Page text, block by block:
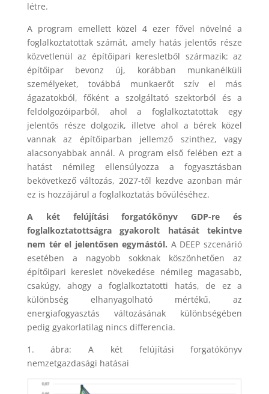
létre.
A program emellett közel 4 ezer fővel növelné a
foglalkoztatottak számát, amely hatás jelentős része
közvetlenül az építőipari keresletből származik: az
építőipar bevonz új, korábban munkanélküli
személyeket, továbbá munkaerőt szív el más
ágazatokból, főként a szolgáltató szektorból és a
feldolgozóiparból, ahol a foglalkoztatottak egy
jelentős része dolgozik, illetve ahol a bérek közel
vannak az építőiparban jellemző szinthez, vagy
alacsonyabbak annál. A program első felében ezt a
hatást némileg ellensúlyozza a fogyasztásban
bekövetkező változás, 2027-től kezdve azonban már
ez is hozzájárul a foglalkoztatás bővüléséhez.
A két felújítási forgatókönyv GDP-re és
foglalkoztatottságra gyakorolt hatását tekintve
nem tér el jelentősen egymástól. A DEEP szcenárió
esetében a nagyobb sokknak köszönhetően az
építőipari kereslet növekedése némileg magasabb,
csakúgy, ahogy a foglalkoztatotti hatás, de ez a
különbség elhanyagolható mértékű, az
energiafogyasztás változásának különbségében
pedig gyakorlatilag nincs differencia.
1. ábra: A két felújítási forgatókönyv
nemzetgazdasági hatásai